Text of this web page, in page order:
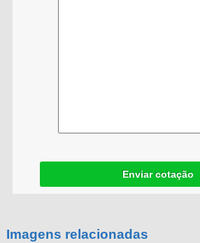
Enviar cotação
Imagens relacionadas